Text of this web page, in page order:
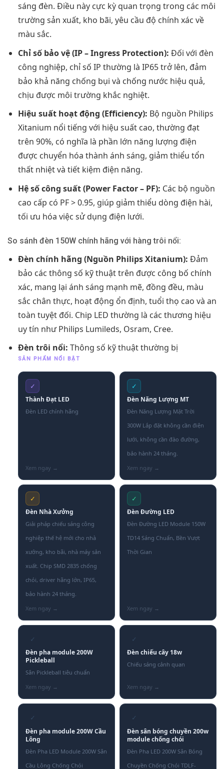
sáng đèn. Điều này cực kỳ quan trọng trong các môi
trường sản xuất, kho bãi, yêu cầu độ chính xác về
màu sắc.
Chỉ số bảo vệ (IP – Ingress Protection): Đối với đèn
công nghiệp, chỉ số IP thường là IP65 trở lên, đảm
bảo khả năng chống bụi và chống nước hiệu quả,
chịu được môi trường khắc nghiệt.
Hiệu suất hoạt động (Efficiency): Bộ nguồn Philips
Xitanium nổi tiếng với hiệu suất cao, thường đạt
trên 90%, có nghĩa là phần lớn năng lượng điện
được chuyển hóa thành ánh sáng, giảm thiểu tổn
thất nhiệt và tiết kiệm điện năng.
Hệ số công suất (Power Factor – PF): Các bộ nguồn
cao cấp có PF > 0.95, giúp giảm thiểu dòng điện hài,
tối ưu hóa việc sử dụng điện lưới.
So sánh đèn 150W chính hãng với hàng trôi nổi:
Đèn chính hãng (Nguồn Philips Xitanium): Đảm
bảo các thông số kỹ thuật trên được công bố chính
xác, mang lại ánh sáng mạnh mẽ, đồng đều, màu
sắc chân thực, hoạt động ổn định, tuổi thọ cao và an
toàn tuyệt đối. Chip LED thường là các thương hiệu
uy tín như Philips Lumileds, Osram, Cree.
Đèn trôi nổi: Thông số kỹ thuật thường bị
SẢN PHẨM NỔI BẬT
✓
Thành Đạt LED
Đèn LED chính hãng
✓
Đèn Năng Lượng MT
Đèn Năng Lượng Mặt Trời
300W Lắp đặt không cần điện
lưới, không cần đào đường,
bảo hành 24 tháng.
✓
Đèn Nhà Xưởng
Giải pháp chiếu sáng công
nghiệp thế hệ mới cho nhà
xưởng, kho bãi, nhà máy sản
xuất. Chip SMD 2835 chống
chói, driver hãng lớn, IP65,
bảo hành 24 tháng.
✓
Đèn Đường LED
Đèn Đường LED Module 150W
TD14 Sáng Chuẩn, Bền Vượt
Thời Gian
✓
Đèn pha module 200W
Pickleball
Sân Pickleball tiêu chuẩn
✓
Đèn chiếu cây 18w
Chiếu sáng cảnh quan
✓
Đèn pha module 200W Cầu
Lông
Đèn Pha LED Module 200W Sân
Cầu Lông Chống Chói
✓
Đèn sân bóng chuyền 200w
module chống chói
Đèn Pha LED 200W Sân Bóng
Chuyền Chống Chói TDLF-